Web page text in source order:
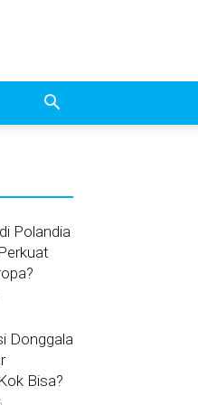
Polandia
Donggala
Bisa?